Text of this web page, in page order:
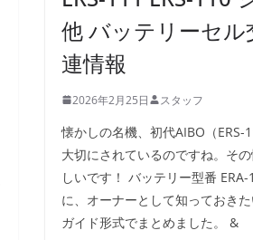
他 バッテリーセル
連情報
2026年2月25日 スタッフ
懐かしの名機、初代AIBO（ERS-
大切にされているのですね。そ
しいです！ バッテリー型番
に、オーナーとして知っておき
ガイド形式でまとめました。 &